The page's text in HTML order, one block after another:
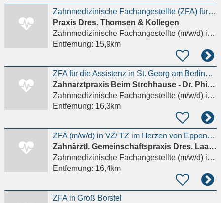
Zahnmedizinische Fachangestellte (ZFA) für schöne Praxis in HH-Eppendorf gesucht
Praxis Dres. Thomsen & Kollegen
Zahnmedizinische Fachangestellte (m/w/d)in Hamburg
Entfernung: 15,9km
ZFA für die Assistenz in St. Georg am Berliner Tor (m/w/d) in Vollzeit 35St.
Zahnarztpraxis Beim Strohhause - Dr. Philipp Portmann
Zahnmedizinische Fachangestellte (m/w/d)in Hamburg
Entfernung: 16,3km
ZFA (m/w/d) in VZ/ TZ im Herzen von Eppendorf werden!
Zahnärztl. Gemeinschaftspraxis Dres. Laatz/Schiemann
Zahnmedizinische Fachangestellte (m/w/d)in Hamburg
Entfernung: 16,4km
ZFA in Groß Borstel